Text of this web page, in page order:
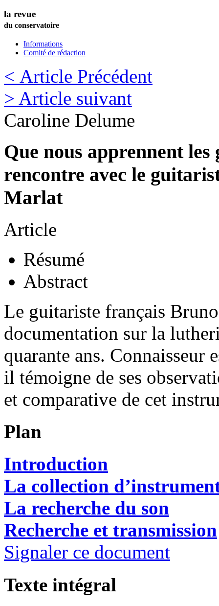
la revue
du conservatoire
Informations
Comité de rédaction
< Article Précédent
> Article suivant
Caroline Delume
Que nous apprennent les
rencontre avec le
Marlat
Article
Résumé
Abstract
Le guitariste français
documentation sur la
quarante ans. Connaisseur
il témoigne de ses
et comparative de cet
Plan
Introduction
La collection
La recherche du son
Recherche et transmission
Signaler ce document
Texte intégral